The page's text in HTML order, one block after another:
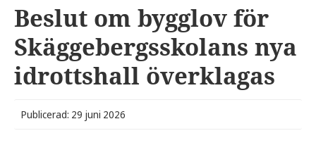
Beslut om bygglov för
Skäggebergsskolans nya
idrottshall överklagas
Publicerad: 29 juni 2026